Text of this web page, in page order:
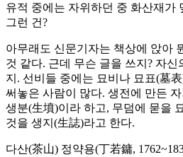
유적 중에는 자위하던 중 화산재가
그런 건?
아무래도 신문기자는 책상에 앉아
것 같다. 근데 무슨 글을 쓰지? 자신
지. 선비들 중에는 묘비나 묘표(墓
써놓은 사람이 많다. 생전에 만든
생분(生墳)이라 하고, 무덤에 묻을
것을 생지(生誌)라고 한다.
다산(茶山) 정약용(丁若鏞,